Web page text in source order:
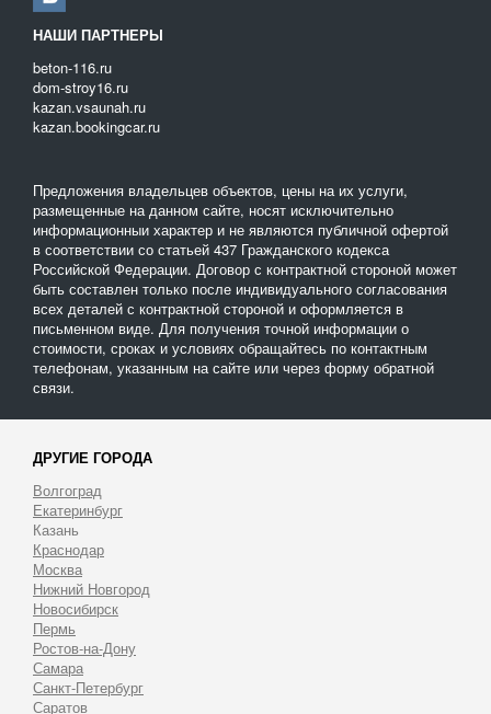
НАШИ ПАРТНЕРЫ
beton-116.ru
dom-stroy16.ru
kazan.vsaunah.ru
kazan.bookingcar.ru
Предложения владельцев объектов, цены на их услуги,
размещенные на данном сайте, носят исключительно
информационныи характер и не являются публичной офертой
в соответствии со статьей 437 Гражданского кодекса
Российской Федерации. Договор с контрактной стороной может
быть составлен только после индивидуального согласования
всех деталей с контрактной стороной и оформляется в
письменном виде. Для получения точной информации о
стоимости, сроках и условиях обращайтесь по контактным
телефонам, указанным на сайте или через форму обратной
связи.
ДРУГИЕ ГОРОДА
Волгоград
Екатеринбург
Казань
Краснодар
Москва
Нижний Новгород
Новосибирск
Пермь
Ростов-на-Дону
Самара
Санкт-Петербург
Саратов